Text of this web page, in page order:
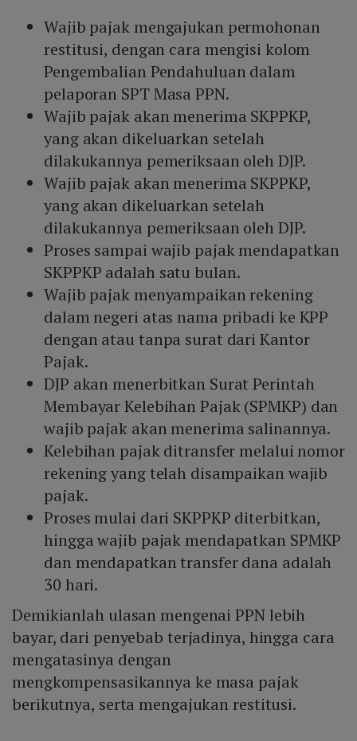
Wajib pajak mengajukan permohonan
restitusi, dengan cara mengisi kolom
Pengembalian Pendahuluan dalam
pelaporan SPT Masa PPN.
Wajib pajak akan menerima SKPPKP,
yang akan dikeluarkan setelah
dilakukannya pemeriksaan oleh DJP.
Wajib pajak akan menerima SKPPKP,
yang akan dikeluarkan setelah
dilakukannya pemeriksaan oleh DJP.
Proses sampai wajib pajak mendapatkan
SKPPKP adalah satu bulan.
Wajib pajak menyampaikan rekening
dalam negeri atas nama pribadi ke KPP
dengan atau tanpa surat dari Kantor
Pajak.
DJP akan menerbitkan Surat Perintah
Membayar Kelebihan Pajak (SPMKP) dan
wajib pajak akan menerima salinannya.
Kelebihan pajak ditransfer melalui nomor
rekening yang telah disampaikan wajib
pajak.
Proses mulai dari SKPPKP diterbitkan,
hingga wajib pajak mendapatkan SPMKP
dan mendapatkan transfer dana adalah
30 hari.
Demikianlah ulasan mengenai PPN lebih
bayar, dari penyebab terjadinya, hingga cara
mengatasinya dengan
mengkompensasikannya ke masa pajak
berikutnya, serta mengajukan restitusi.